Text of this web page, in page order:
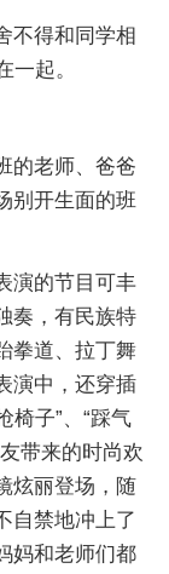
不得和同学相
一起。
的老师、爸爸
别开生面的班
演的节目可丰
奏，有民族特
拳道、拉丁舞
演中，还穿插
椅子”、“踩气
带来的时尚欢
炫丽登场，随
自禁地冲上了
妈和老师们都